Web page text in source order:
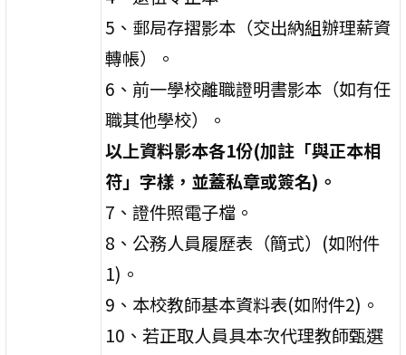
5、郵局存摺影本（交出納組辦理薪資
轉帳）。
6、前一學校離職證明書影本（如有任
職其他學校）。
以上資料影本各1份(加註「與正本相
符」字樣，並蓋私章或簽名) 。
7、證件照電子檔。
8、公務人員履歷表（簡式）(如附件
1)。
9、本校教師基本資料表(如附件2)。
10、若正取人員具本次代理教師甄選